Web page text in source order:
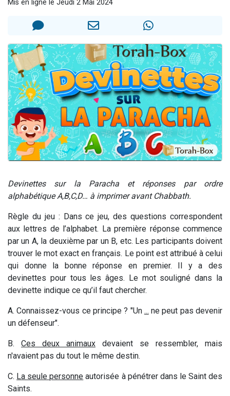
2 personnes viennent de faire un don pour Reloger Rivka, 6 enfants, victime de violences...
Il reste 49 places pour étudier en groupe sur Zoom
2 personnes viennent de nous rejoindre sur WhatsApp
Mis en ligne le Jeudi 2 Mai 2024
Devinettes sur la Paracha et réponses par ordre
alphabétique A,B,C,D… à imprimer avant Chabbath.
Règle du jeu : Dans ce jeu, des questions correspondent
aux lettres de l’alphabet. La première réponse commence
par un A, la deuxième par un B, etc. Les participants doivent
trouver le mot exact en français. Le point est attribué à celui
qui donne la bonne réponse en premier. Il y a des
devinettes pour tous les âges. Le mot souligné dans la
devinette indique ce qu’il faut chercher.
A. Connaissez-vous ce principe ? "Un ... ne peut pas devenir
un défenseur".
B. Ces deux animaux devaient se ressembler, mais
n'avaient pas du tout le même destin.
C. La seule personne autorisée à pénétrer dans le Saint des
Saints.